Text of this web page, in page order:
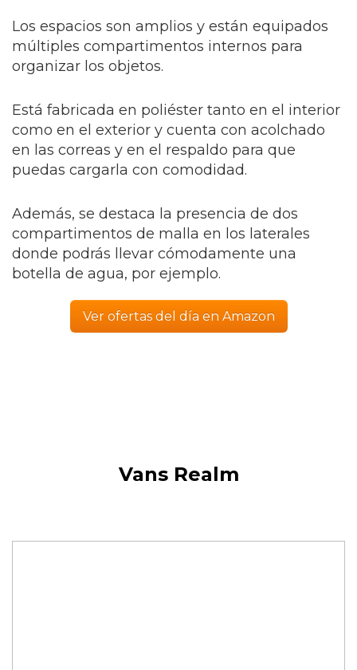
Los espacios son amplios y están equipados
múltiples compartimentos internos para
organizar los objetos.
Está fabricada en poliéster tanto en el interior
como en el exterior y cuenta con acolchado
en las correas y en el respaldo para que
puedas cargarla con comodidad.
Además, se destaca la presencia de dos
compartimentos de malla en los laterales
donde podrás llevar cómodamente una
botella de agua, por ejemplo.
Ver ofertas del día en Amazon
Vans Realm